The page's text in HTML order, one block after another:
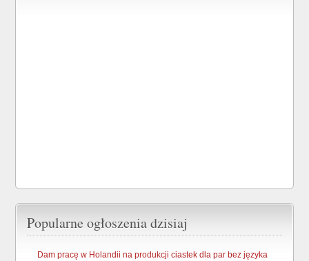
Popularne ogłoszenia dzisiaj
Dam pracę w Holandii na produkcji ciastek dla par bez języka